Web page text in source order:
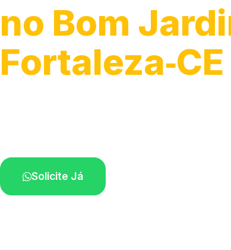
no Bom
Fortaleza‑CE
Solicite Já